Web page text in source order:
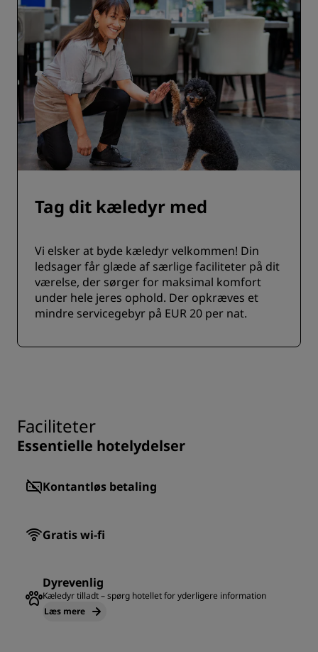
Tag dit kæledyr med
Vi elsker at byde kæledyr velkommen! Din
ledsager får glæde af særlige faciliteter på dit
værelse, der sørger for maksimal komfort
under hele jeres ophold. Der opkræves et
mindre servicegebyr på EUR 20 per nat.
Faciliteter
Essentielle hotelydelser
Kontantløs betaling
Gratis wi-fi
Dyrevenlig
Kæledyr tilladt – spørg hotellet for yderligere information
Læs mere